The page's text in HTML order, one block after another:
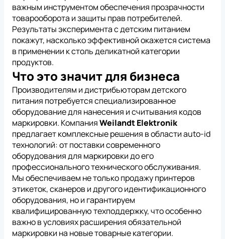
важным инструментом обеспечения прозрачности
товарооборота и защиты прав потребителей.
Результаты эксперимента с детским питанием
покажут, насколько эффективной окажется система
в применении к столь деликатной категории
продуктов.
Что это значит для бизнеса
Производителям и дистрибьюторам детского
питания потребуется специализированное
оборудование для нанесения и считывания кодов
маркировки. КомпанияWeilandt Elektronik
предлагает комплексные решения в области auto-id
технологий: от поставки современного
оборудования для маркировки до его
профессионального технического обслуживания.
Мы обеспечиваем не только продажу принтеров
этикеток, сканеров и другого идентификационного
оборудования, но и гарантируем
квалифицированную техподдержку, что особенно
важно в условиях расширения обязательной
маркировки на новые товарные категории.
* Нажимая на кнопку, вы
даете согласие на
обработку
персональных
данных
*Нажимая на кнопку, вы
даете согласие на
обработку
персональных
данных
персональных
данных
* Нажимая на кнопку, вы даете согласие на
обработку персональных данных